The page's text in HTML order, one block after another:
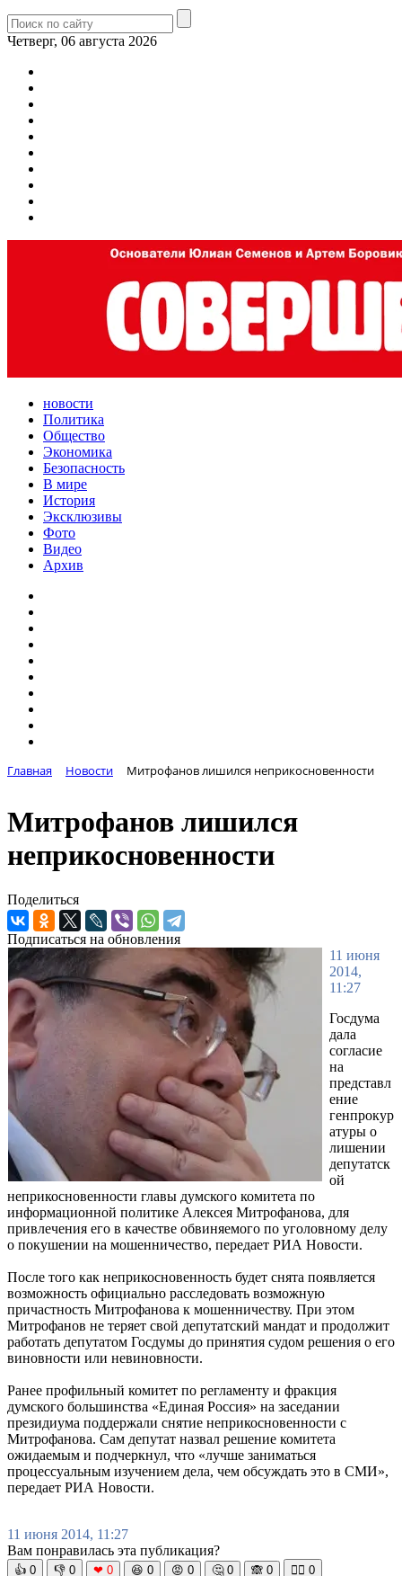
Четверг, 06 августа 2026
новости
Политика
Общество
Экономика
Безопасность
В мире
История
Эксклюзивы
Фото
Видео
Архив
Главная Новости Митрофанов лишился неприкосновенности
Митрофанов лишился
неприкосновенности
Поделиться
Подписаться на обновления
11 июня
2014,
11:27
Госдума
дала
согласие
на
представл
ение
генпрокур
атуры о
лишении
депутатск
ой
неприкосновенности главы думского комитета по
информационной политике Алексея Митрофанова, для
привлечения его в качестве обвиняемого по уголовному делу
о покушении на мошенничество, передает РИА Новости.
После того как неприкосновенность будет снята появляется
возможность официально расследовать возможную
причастность Митрофанова к мошенничеству. При этом
Митрофанов не теряет свой депутатский мандат и продолжит
работать депутатом Госдумы до принятия судом решения о его
виновности или невиновности.
Ранее профильный комитет по регламенту и фракция
думского большинства «Единая Россия» на заседании
президиума поддержали снятие неприкосновенности с
Митрофанова. Сам депутат назвал решение комитета
ожидаемым и подчеркнул, что «лучше заниматься
процессуальным изучением дела, чем обсуждать это в СМИ»,
передает РИА Новости.
11 июня 2014, 11:27
Вам понравилась эта публикация?
👍 0 👎 0 ❤ 0 😆 0 😡 0 🤔 0 🙈 0 🧘‍♀️ 0